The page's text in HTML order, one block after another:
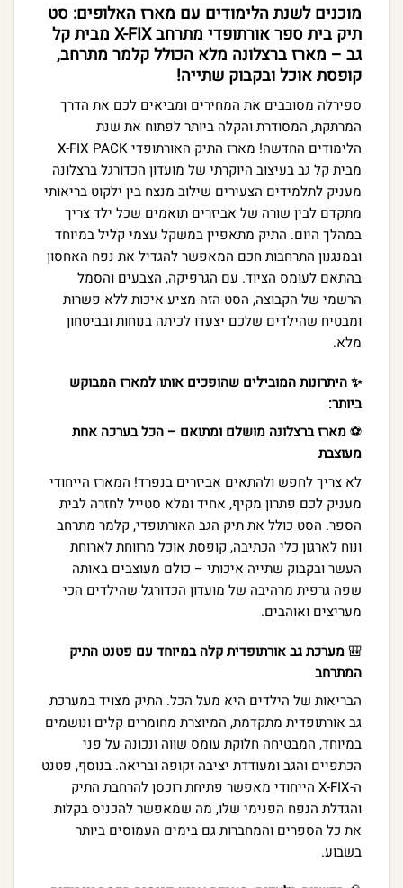
מוכנים לשנת הלימודים עם מארז האלופים: סט
תיק בית ספר אורתופדי מתרחב X-FIX מבית קל
גב – מארז ברצלונה מלא הכולל קלמר מתרחב,
קופסת אוכל ובקבוק שתייה!
ספירלה מסובבים את המחירים ומביאים לכם את הדרך
המרתקת, המסודרת והקלה ביותר לפתוח את שנת
הלימודים החדשה! מארז התיק האורתופדי X-FIX PACK
מבית קל גב בעיצוב היוקרתי של מועדון הכדורגל ברצלונה
מעניק לתלמידים הצעירים שילוב מנצח בין ילקוט בריאותי
מתקדם לבין שורה של אביזרים תואמים שכל ילד צריך
במהלך היום. התיק מתאפיין במשקל עצמי קליל במיוחד
ובמנגנון התרחבות חכם המאפשר להגדיל את נפח האחסון
בהתאם לעומס הציוד. עם הגרפיקה, הצבעים והסמל
הרשמי של הקבוצה, הסט הזה מציע איכות ללא פשרות
ומבטיח שהילדים שלכם יצעדו לכיתה בנוחות ובביטחון
מלא.
✨ היתרונות המובילים שהופכים אותו למארז המבוקש
ביותר:
⚽מארז ברצלונה מושלם ומתואם – הכל בערכה אחת
מעוצבת
לא צריך לחפש ולהתאים אביזרים בנפרד! המארז הייחודי
מעניק לכם פתרון מקיף, אחיד ומלא סטייל לחזרה לבית
הספר. הסט כולל את תיק הגב האורתופדי, קלמר מתרחב
ונוח לארגון כלי הכתיבה, קופסת אוכל מרווחת לארוחת
העשר ובקבוק שתייה איכותי – כולם מעוצבים באותה
שפה גרפית מרהיבה של מועדון הכדורגל שהילדים הכי
מעריצים ואוהבים.
🎒 מערכת גב אורתופדית קלה במיוחד עם פטנט התיק
המתרחב
הבריאות של הילדים היא מעל הכל. התיק מצויד במערכת
גב אורתופדית מתקדמת, המיוצרת מחומרים קלים ונושמים
במיוחד, המבטיחה חלוקת עומס שווה ונכונה על פני
הכתפיים והגב ומעודדת יציבה זקופה ובריאה. בנוסף, פטנט
ה-X-FIX הייחודי מאפשר פתיחת רוכסן להרחבת התיק
והגדלת הנפח הפנימי שלו, מה שמאפשר להכניס בקלות
את כל הספרים והמחברות גם בימים העמוסים ביותר
בשבוע.